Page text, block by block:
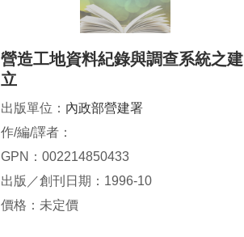
營造工地資料紀錄與調查系統之建
立
出版單位： 內政部營建署
作/編/譯者：
GPN：002214850433
出版／創刊日期：1996-10
價格：未定價